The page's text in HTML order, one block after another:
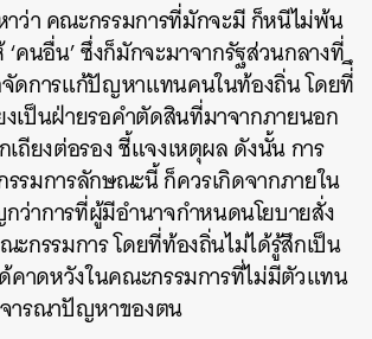
ว่า คณะกรรมการที่มักจะมี ก็หนีไม่พ้น
คนอื่น’ ซึ่งก็มักจะมาจากรัฐส่วนกลางที่
ดการแก้ปัญหาแทนคนในท้องถิ่น โดยที่ึ
เป็นฝ่ายรอคำตัดสินที่มาจากภายนอก
เถียงต่อรอง ชี้แจงเหตุผล ดังนั้น การ
รมการลักษณะนี้ ก็ควรเกิดจากภายใน
ว่าการที่ผู้มีอำนาจกำหนดนโยบายสั่ง
ะกรรมการ โดยที่ท้องถิ่นไม่ได้รู้สึกเป็น
ด้คาดหวังในคณะกรรมการที่ไม่มีตัวแทน
ารณาปัญหาของตน